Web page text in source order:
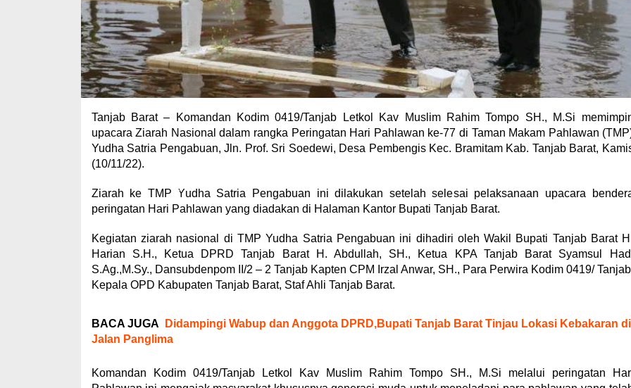
Tanjab Barat – Komandan Kodim 0419/Tanjab Letkol Kav Muslim Rahim Tompo SH., M.Si
upacara Ziarah Nasional dalam rangka Peringatan Hari Pahlawan ke-77 di Taman Makam Pahlawan
Yudha Satria Pengabuan, Jln. Prof. Sri Soedewi, Desa Pembengis Kec. Bramitam Kab. Tanjab Barat,
(10/11/22).
Ziarah ke TMP Yudha Satria Pengabuan ini dilakukan setelah selesai pelaksanaan upacara
peringatan Hari Pahlawan yang diadakan di Halaman Kantor Bupati Tanjab Barat.
Kegiatan ziarah nasional di TMP Yudha Satria Pengabuan ini dihadiri oleh Wakil Bupati Tanjab Barat
Harian S.H., Ketua DPRD Tanjab Barat H. Abdullah, SH., Ketua KPA Tanjab Barat Syamsul
S.Ag.,M.Sy., Dansubdenpom II/2 – 2 Tanjab Kapten CPM Irzal Anwar, SH., Para Perwira Kodim 0419/
Kepala OPD Kabupaten Tanjab Barat, Staf Ahli Tanjab Barat.
BACA JUGA
Didampingi Wabup dan Anggota DPRD,Bupati Tanjab Barat Tinjau Lokasi Kebakaran di
Jalan Panglima
Komandan Kodim 0419/Tanjab Letkol Kav Muslim Rahim Tompo SH., M.Si melalui peringatan